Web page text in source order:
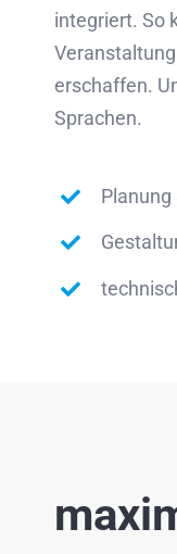
integriert. So
erschaffen.
Sprachen.
Planung